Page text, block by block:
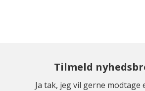
Tilmeld
Ja tak, jeg vil gerne modtage